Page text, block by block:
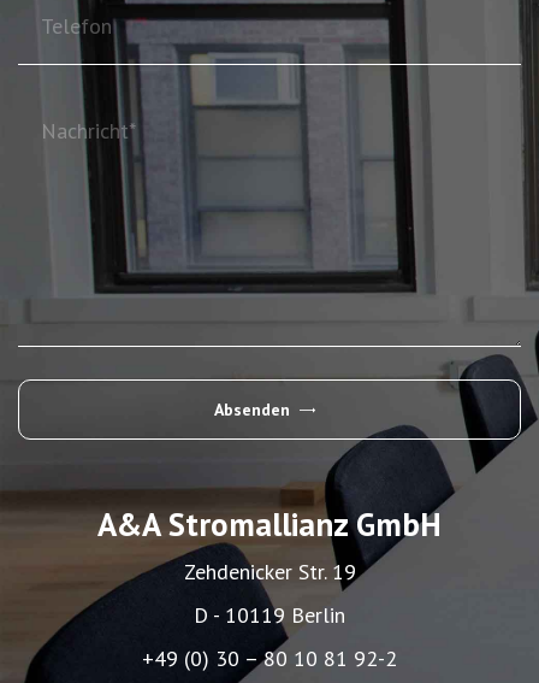
Absenden
A&A Stromallianz GmbH
Zehdenicker Str. 19
D - 10119 Berlin
+49 (0) 30 – 80 10 81 92-2